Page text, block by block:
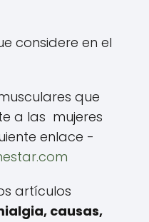
considere en el
que
a las mujeres
enlace -
artículos
causas,